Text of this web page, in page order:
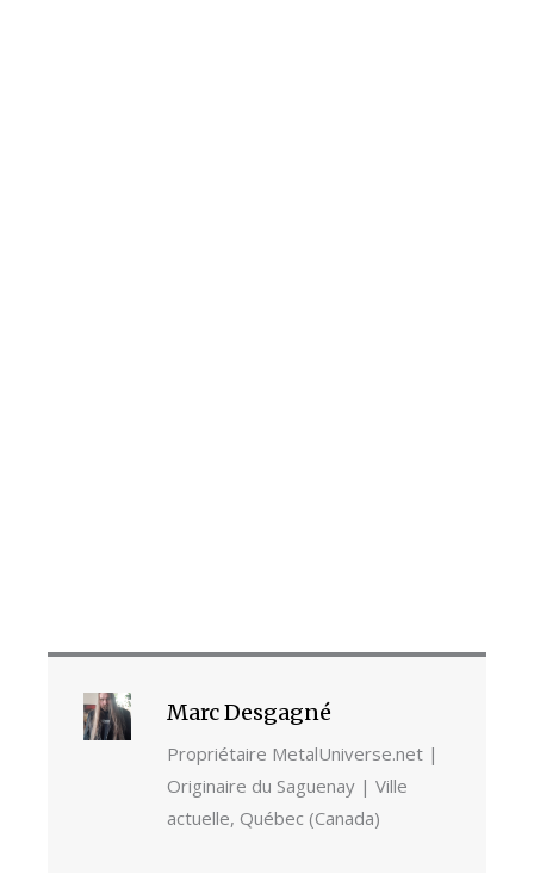
Marc Desgagné
Propriétaire MetalUniverse.net |
Originaire du Saguenay | Ville
actuelle, Québec (Canada)